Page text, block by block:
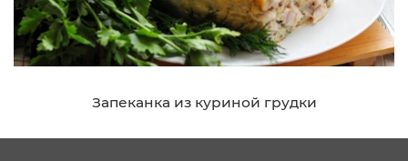
Запеканка из куриной грудки